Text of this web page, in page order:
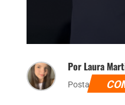
Por Laura
Postado dia 10